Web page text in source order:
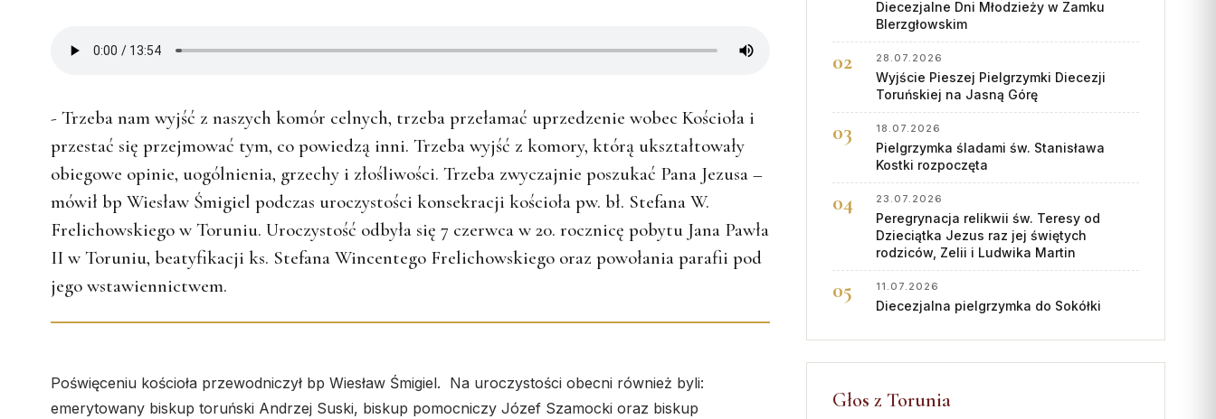
- Trzeba nam wyjść z naszych komór celnych, trzeba przełamać uprzedzenie wobec Kościoła i
przestać się przejmować tym, co powiedzą inni. Trzeba wyjść z komory, którą ukształtowały
obiegowe opinie, uogólnienia, grzechy i złośliwości. Trzeba zwyczajnie poszukać Pana Jezusa –
mówił bp Wiesław Śmigiel podczas uroczystości konsekracji kościoła pw. bł. Stefana W.
Frelichowskiego w Toruniu. Uroczystość odbyła się 7 czerwca w 20. rocznicę pobytu Jana Pawła
II w Toruniu, beatyfikacji ks. Stefana Wincentego Frelichowskiego oraz powołania parafii pod
jego wstawiennictwem.
Poświęceniu kościoła przewodniczył bp Wiesław Śmigiel. Na uroczystości obecni również byli:
emerytowany biskup toruński Andrzej Suski, biskup pomocniczy Józef Szamocki oraz biskup
Diecezjalne Dni Młodzieży w Zamku
BIerzgłowskim
28.07.2026
Wyjście Pieszej Pielgrzymki Diecezji
Toruńskiej na Jasną Górę
18.07.2026
Pielgrzymka śladami św. Stanisława
Kostki rozpoczęta
23.07.2026
Peregrynacja relikwii św. Teresy od
Dzieciątka Jezus raz jej świętych
rodziców, Zelii i Ludwika Martin
11.07.2026
Diecezjalna pielgrzymka do Sokółki
Głos z Torunia